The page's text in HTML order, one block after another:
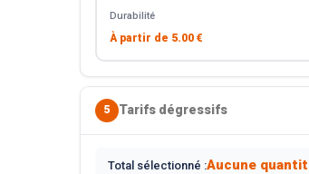
Durabilité
À partir de 5.00 €
5 Tarifs dégressifs
Total sélectionné :Aucune